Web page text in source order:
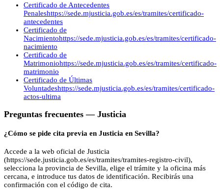
Certificado de Antecedentes
Penaleshttps://sede.mjusticia.gob.es/es/tramites/certificado-
antecedentes
Certificado de
Nacimientohttps://sede.mjusticia.gob.es/es/tramites/certificado-
nacimiento
Certificado de
Matrimoniohttps://sede.mjusticia.gob.es/es/tramites/certificado-
matrimonio
Certificado de Últimas
Voluntadeshttps://sede.mjusticia.gob.es/es/tramites/certificado-
actos-ultima
Preguntas frecuentes — Justicia
¿Cómo se pide cita previa en Justicia en Sevilla?
Accede a la web oficial de Justicia
(https://sede.justicia.gob.es/es/tramites/tramites-registro-civil),
selecciona la provincia de Sevilla, elige el trámite y la oficina más
cercana, e introduce tus datos de identificación. Recibirás una
confirmación con el código de cita.